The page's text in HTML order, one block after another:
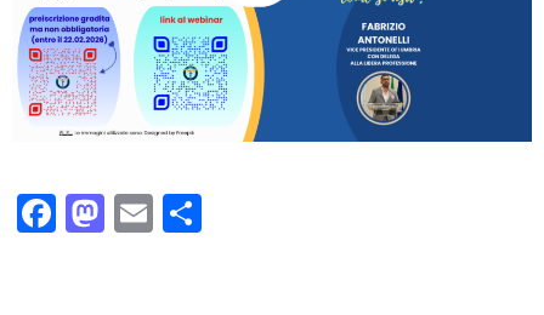
Facebook
Mastodon
Email